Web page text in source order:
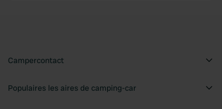
Campercontact
Populaires les aires de camping-car